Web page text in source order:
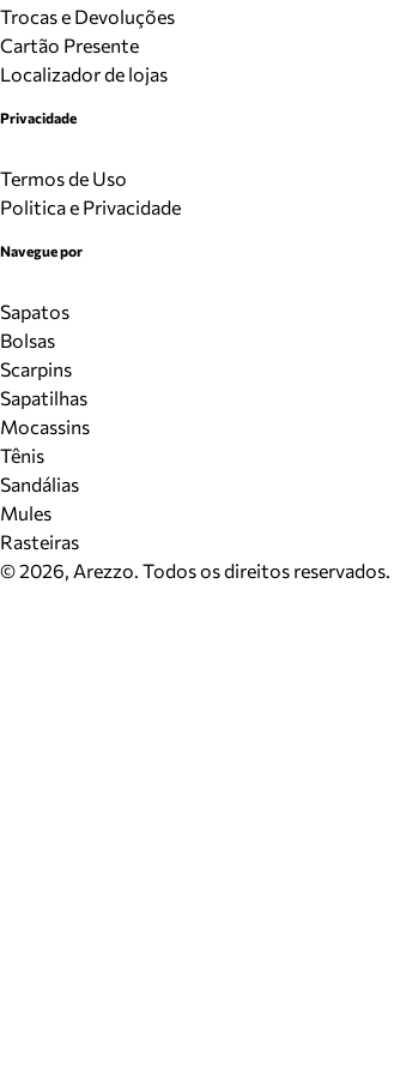
Trocas e Devoluções
Cartão Presente
Localizador de lojas
Privacidade
Termos de Uso
Politica e Privacidade
Navegue por
Sapatos
Bolsas
Scarpins
Sapatilhas
Mocassins
Tênis
Sandálias
Mules
Rasteiras
©2026, Arezzo. Todos os direitos reservados.